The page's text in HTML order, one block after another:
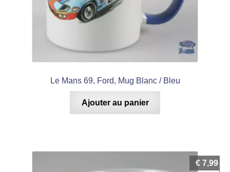
Le Mans 69, Ford, Mug Blanc / Bleu
Ajouter au panier
€ 7,99